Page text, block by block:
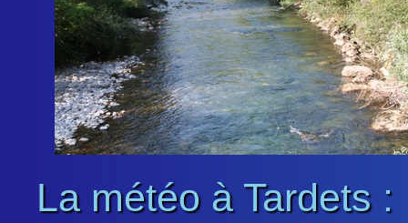
La météo à Tardets :